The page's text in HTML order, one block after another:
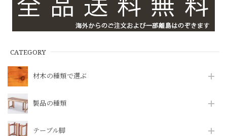
CATEGORY
材木の種類で選ぶ
製品の種類
テーブル脚